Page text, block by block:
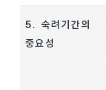
5. 숙려기간의
중요성